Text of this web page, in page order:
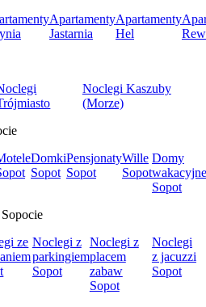
Apartamenty
Jastarnia
Apartamenty
Hel
Noclegi Kaszuby
(Morze)
Domki
Sopot
Pensjonaty
Sopot
Wille
Sopot
Domy
wakacyjne
Sopot
ze Noclegi z
parkingiem
Sopot
Noclegi z
placem
zabaw
Sopot
Noclegi
z jacuzzi
Sopot